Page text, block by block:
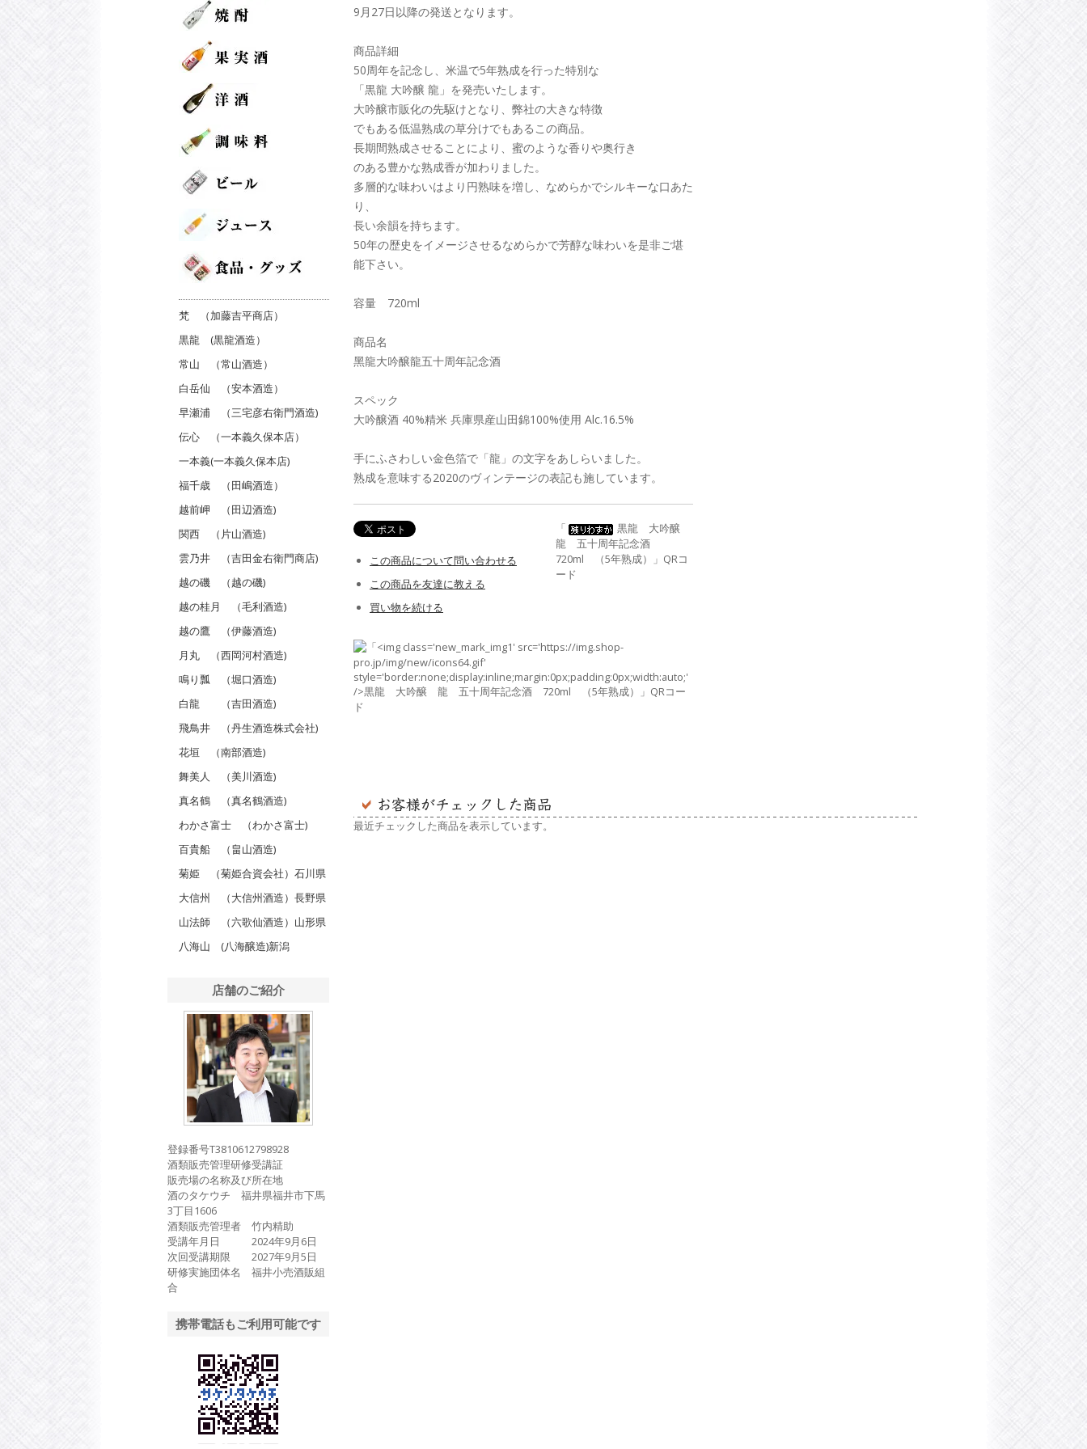
9月27日以降の発送となります。
商品詳細
50周年を記念し、米温で5年熟成を行った特別な
「黒龍 大吟醸 龍」を発売いたします。
大吟醸市販化の先駆けとなり、弊社の大きな特徴
でもある低温熟成の草分けでもあるこの商品。
長期間熟成させることにより、蜜のような香りや奥行き
のある豊かな熟成香が加わりました。
多層的な味わいはより円熟味を増し、なめらかでシルキーな口あた
り、
長い余韻を持ちます。
50年の歴史をイメージさせるなめらかで芳醇な味わいを是非ご堪
能下さい。
容量 720ml
商品名
黑龍大吟醸龍五十周年記念酒
スペック
大吟醸酒 40%精米 兵庫県産山田錦100%使用 Alc.16.5%
手にふさわしい金色箔で「龍」の文字をあしらいました。
熟成を意味する2020のヴィンテージの表記も施しています。
この商品について問い合わせる
この商品を友達に教える
買い物を続ける
「
黒龍 大吟醸
龍 五十周年記念酒
720ml （5年熟成）」QRコ
ード
最近チェックした商品を表示しています。
梵 （加藤吉平商店）
黒龍 (黒龍酒造）
常山 （常山酒造）
白岳仙 （安本酒造）
早瀬浦 （三宅彦右衛門酒造)
伝心 （一本義久保本店）
一本義(一本義久保本店)
福千歳 （田嶋酒造）
越前岬 （田辺酒造)
関西 （片山酒造)
雲乃井 （吉田金右衛門商店)
越の磯 （越の磯)
越の桂月 （毛利酒造)
越の鷹 （伊藤酒造)
月丸 （西岡河村酒造)
鳴り瓢 （堀口酒造)
白龍 （吉田酒造)
飛鳥井 （丹生酒造株式会社)
花垣 （南部酒造)
舞美人 （美川酒造)
真名鶴 （真名鶴酒造)
わかさ富士 （わかさ富士)
百貴船 （畠山酒造)
菊姫 （菊姫合資会社）石川県
大信州 （大信州酒造）長野県
山法師 （六歌仙酒造）山形県
八海山 (八海醸造)新潟
店舗のご紹介
登録番号T3810612798928
酒類販売管理研修受講証
販売場の名称及び所在地
酒のタケウチ 福井県福井市下馬
3丁目1606
酒類販売管理者 竹内精助
受講年月日 2024年9月6日
次回受講期限 2027年9月5日
研修実施団体名 福井小売酒販組
合
携帯電話もご利用可能です